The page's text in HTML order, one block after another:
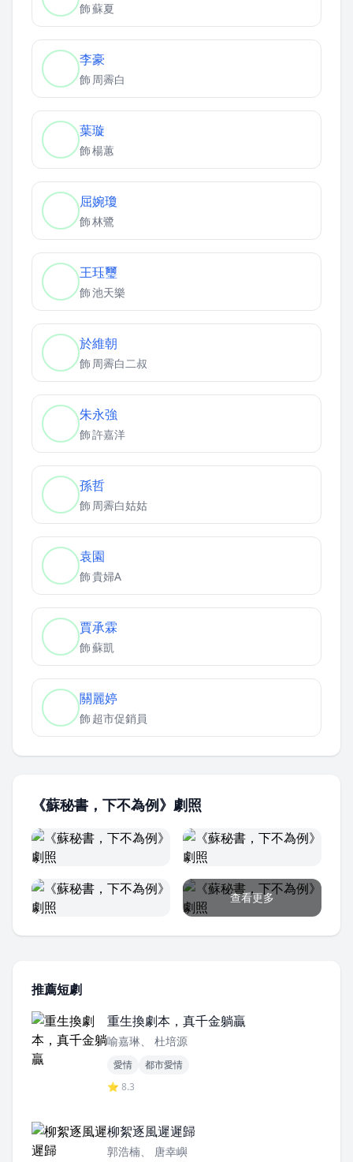
飾蘇夏
李豪
飾周霽白
葉璇
飾楊蕙
屈婉瓊
飾林鷺
王珏璽
飾池天樂
於維朝
飾周霽白二叔
朱永強
飾許嘉洋
孫哲
飾周霽白姑姑
袁園
飾貴婦A
賈承霖
飾蘇凱
關麗婷
飾超市促銷員
《蘇秘書，下不為例》劇照
查看更多
推薦短劇
重生換劇本，真千金躺贏
喻嘉琳、 杜培源
愛情
都市愛情
⭐ 8.3
柳絮逐風遲遲歸
郭浩楠、 唐幸嶼